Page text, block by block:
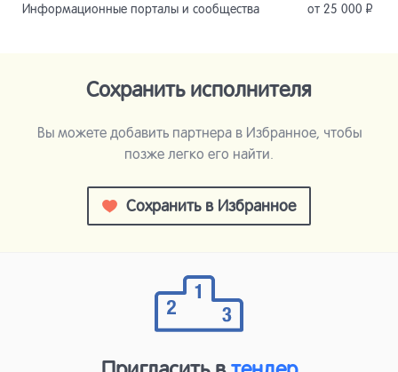
Информационные порталы и сообщества от 25 000 Р
Сохранить исполнителя
Вы можете добавить партнера в Избранное, чтобы
позже легко его найти.
Сохранить в Избранное